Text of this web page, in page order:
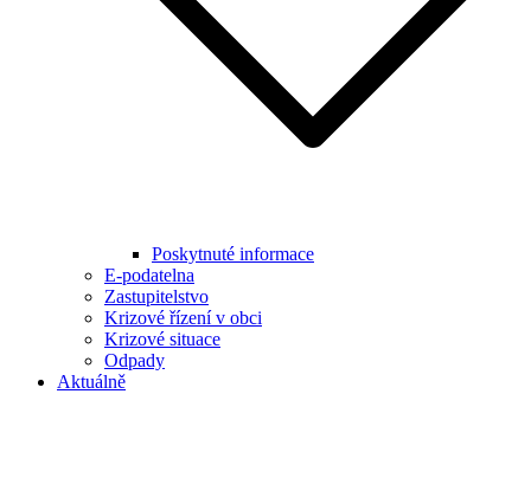
Poskytnuté informace
E-podatelna
Zastupitelstvo
Krizové řízení v obci
Krizové situace
Odpady
Aktuálně